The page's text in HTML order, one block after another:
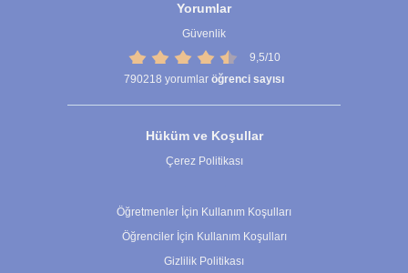
Yorumlar
Güvenlik
9,5/10
790218 yorumlar öğrenci sayısı
Hüküm ve Koşullar
Çerez Politikası
Öğretmenler İçin Kullanım Koşulları
Öğrenciler İçin Kullanım Koşulları
Gizlilik Politikası